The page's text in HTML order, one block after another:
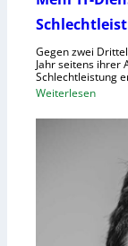
Gegen zwei
Jahr seitens ihrer
Schlechtleistung
Weiterlesen: